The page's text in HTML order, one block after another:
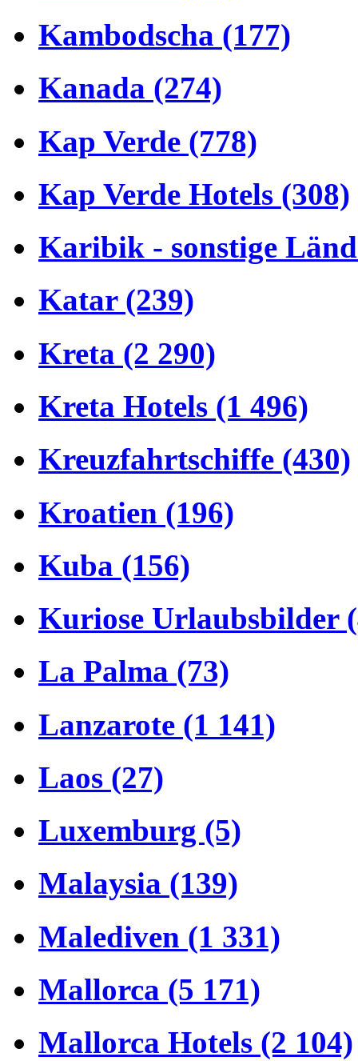
Kambodscha (177)
Kanada (274)
Kap Verde (778)
Kap Verde Hotels (308)
Karibik - sonstige
Katar (239)
Kreta (2 290)
Kreta Hotels (1 496)
Kreuzfahrtschiffe (430)
Kroatien (196)
Kuba (156)
Kuriose Urlaubsbilder
La Palma (73)
Lanzarote (1 141)
Laos (27)
Luxemburg (5)
Malaysia (139)
Malediven (1 331)
Mallorca (5 171)
Mallorca Hotels (2 104)